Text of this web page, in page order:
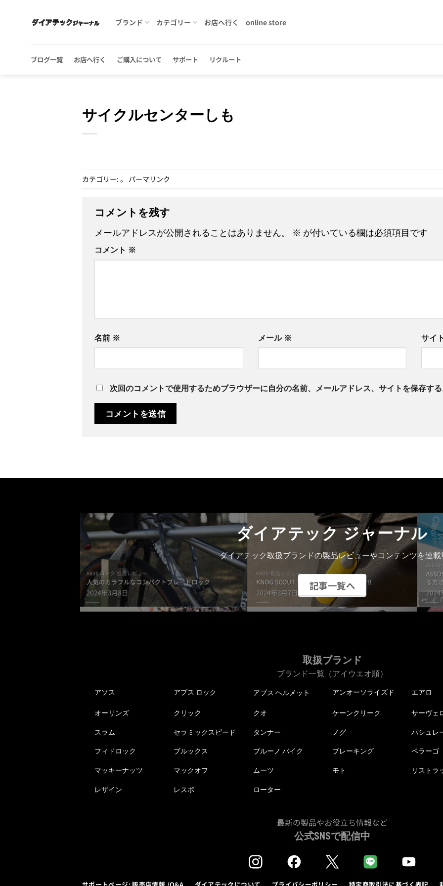
ブランド カテゴリー お店へ行く online store
ブログ一覧 お店へ行く ご購入について サポート リクルート
サイクルセンターしも
カテゴリー: 。 パーマリンク
コメントを残す
メールアドレスが公開されることはありません。 ※ が付いている欄は必須項目です
コメント ※
名前 ※ メール ※ サイ
次回のコメントで使用するためブラウザーに自分の名前、メールアドレス、サイトを保存す
ダイアテック ジャーナル
ダイアテック取扱ブランドの製品レビューやコンテンツを連載
記事一覧へ
取扱ブランド
ブランド一覧（アイウエオ順）
アソス アブス ロック アブス ヘルメット アンオーソライズド エアロ
オーリンズ クリック クオ ケーンクリーク サーヴェ
スラム セラミックスピード タンナー ノグ パシュレ
フィドロック ブルックス ブルーノ バイク ブレーキング ペラーゴ
マッキーナッツ マックオフ ムーツ モト リストラ
レザイン レスポ ローター
最新の製品やお役立ち情報など
公式SNSで配信中